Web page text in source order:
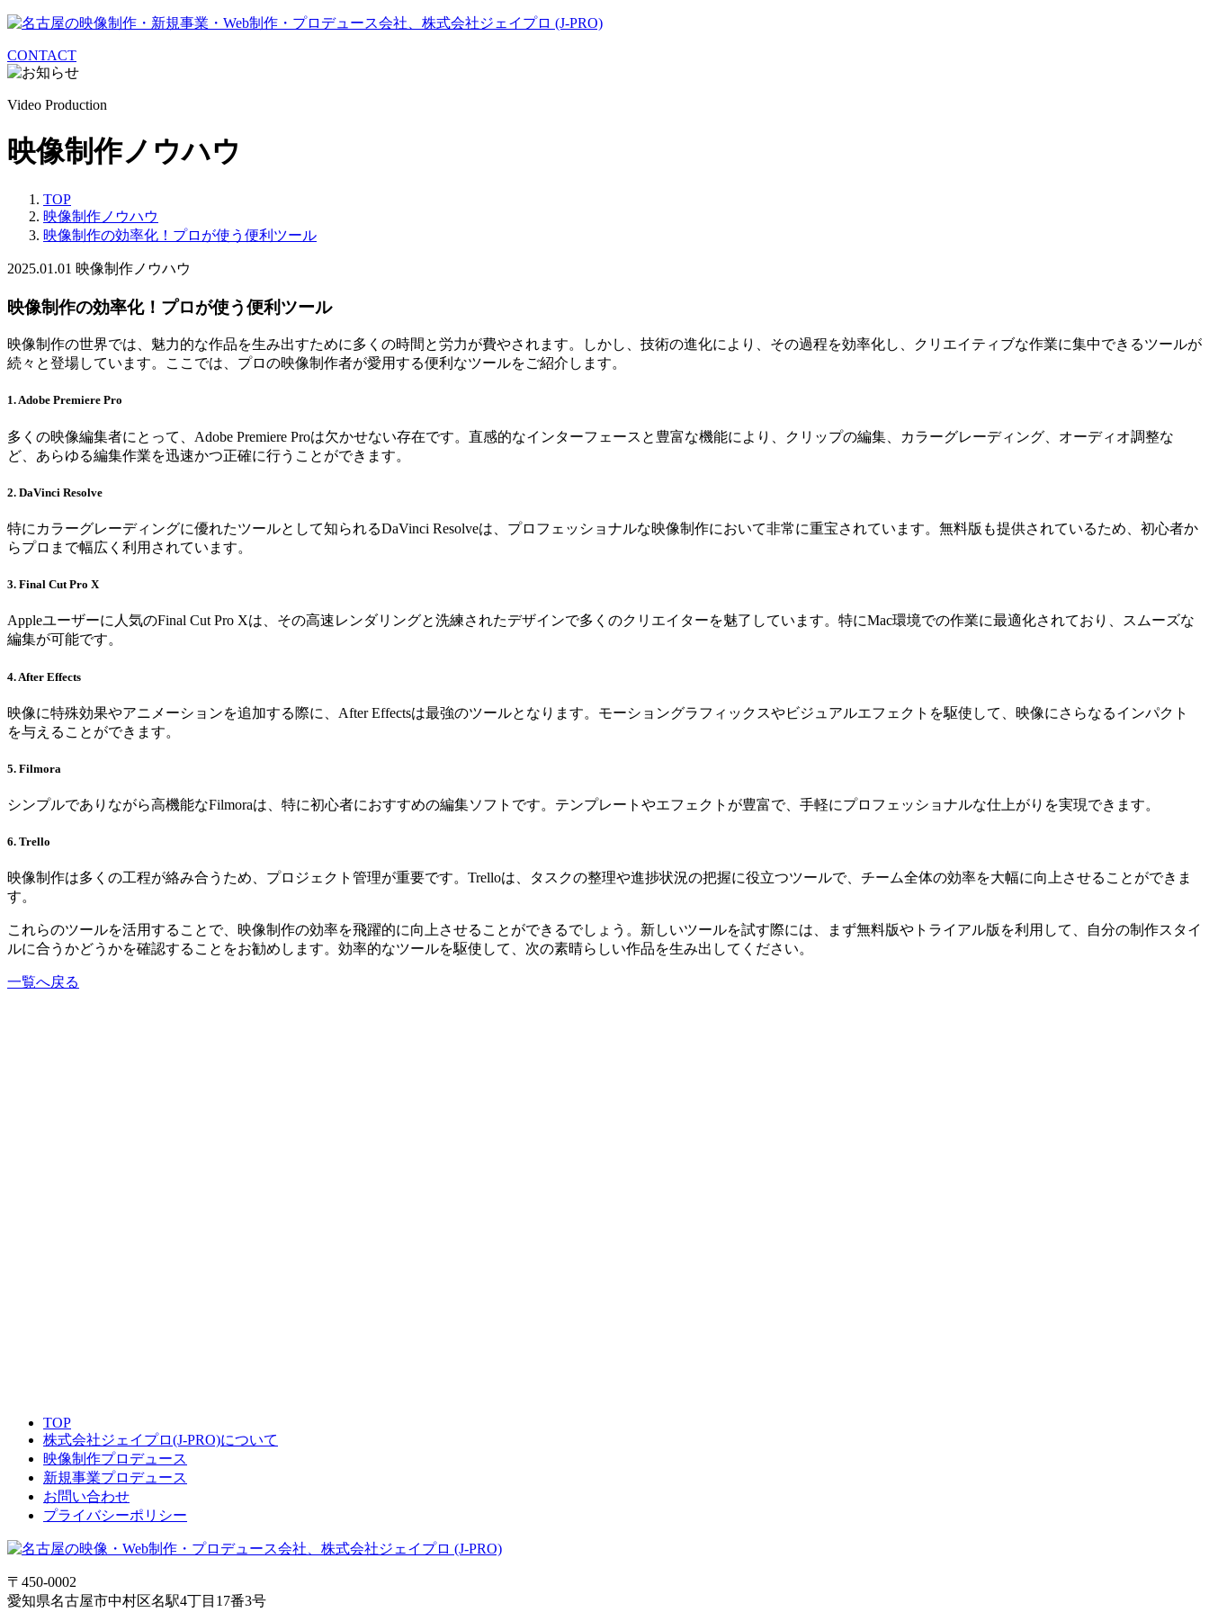
CONTACT
Video Production
映像制作ノウハウ
TOP
映像制作ノウハウ
映像制作の効率化！プロが使う便利ツール
2025.01.01 映像制作ノウハウ
映像制作の効率化！プロが使う便利ツール
映像制作の世界では、魅力的な作品を生み出すために多くの時間と労力が費やされます。しかし、技術の進化により、その過程を効率化し、クリエイティブな作業に集中できるツールが
続々と登場しています。ここでは、プロの映像制作者が愛用する便利なツールをご紹介します。
1. Adobe Premiere Pro
多くの映像編集者にとって、Adobe Premiere Proは欠かせない存在です。直感的なインターフェースと豊富な機能により、クリップの編集、カラーグレーディング、オーディオ調整な
ど、あらゆる編集作業を迅速かつ正確に行うことができます。
2. DaVinci Resolve
特にカラーグレーディングに優れたツールとして知られるDaVinci Resolveは、プロフェッショナルな映像制作において非常に重宝されています。無料版も提供されているため、初心者か
らプロまで幅広く利用されています。
3. Final Cut Pro X
Appleユーザーに人気のFinal Cut Pro Xは、その高速レンダリングと洗練されたデザインで多くのクリエイターを魅了しています。特にMac環境での作業に最適化されており、スムーズな
編集が可能です。
4. After Effects
映像に特殊効果やアニメーションを追加する際に、After Effectsは最強のツールとなります。モーショングラフィックスやビジュアルエフェクトを駆使して、映像にさらなるインパクト
を与えることができます。
5. Filmora
シンプルでありながら高機能なFilmoraは、特に初心者におすすめの編集ソフトです。テンプレートやエフェクトが豊富で、手軽にプロフェッショナルな仕上がりを実現できます。
6. Trello
映像制作は多くの工程が絡み合うため、プロジェクト管理が重要です。Trelloは、タスクの整理や進捗状況の把握に役立つツールで、チーム全体の効率を大幅に向上させることができま
す。
これらのツールを活用することで、映像制作の効率を飛躍的に向上させることができるでしょう。新しいツールを試す際には、まず無料版やトライアル版を利用して、自分の制作スタイ
ルに合うかどうかを確認することをお勧めします。効率的なツールを駆使して、次の素晴らしい作品を生み出してください。
一覧へ戻る
TOP
株式会社ジェイプロ(J-PRO)について
映像制作プロデュース
新規事業プロデュース
お問い合わせ
プライバシーポリシー
〒450-0002
愛知県名古屋市中村区名駅4丁目17番3号